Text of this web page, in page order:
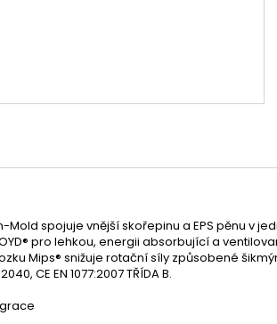
Mold spojuje vnější skořepinu a EPS pěnu v
pro lehkou, energii absorbující a
Mips® snižuje rotační síly způsobené
CE EN 1077:2007 TŘÍDA B.